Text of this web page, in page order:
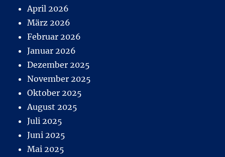
April 2026
März 2026
Februar 2026
Januar 2026
Dezember 2025
November 2025
Oktober 2025
August 2025
Juli 2025
Juni 2025
Mai 2025